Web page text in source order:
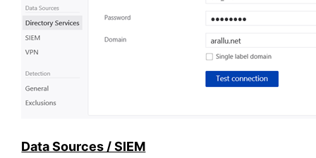
Data Sources / SIEM